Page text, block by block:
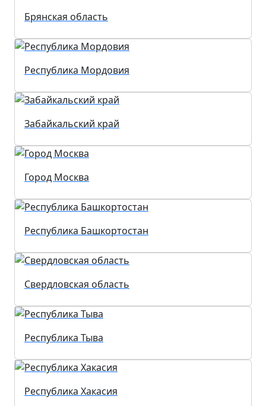
Брянская область
Республика Мордовия
Забайкальский край
Город Москва
Республика Башкортостан
Свердловская область
Республика Тыва
Республика Хакасия